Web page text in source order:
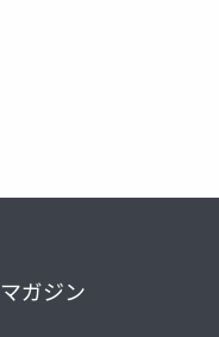
マガジン